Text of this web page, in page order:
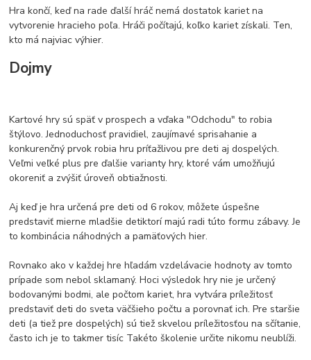
Hra končí, keď na rade ďalší hráč nemá dostatok kariet na
vytvorenie hracieho poľa. Hráči počítajú, koľko kariet získali. Ten,
kto má najviac výhier.
Dojmy
Kartové hry sú späť v prospech a vďaka "Odchodu" to robia
štýlovo. Jednoduchosť pravidiel, zaujímavé sprisahanie a
konkurenčný prvok robia hru príťažlivou pre deti aj dospelých.
Veľmi veľké plus pre ďalšie varianty hry, ktoré vám umožňujú
okoreniť a zvýšiť úroveň obtiažnosti.
Aj keď je hra určená pre deti od 6 rokov, môžete úspešne
predstaviť mierne mladšie detiktorí majú radi túto formu zábavy. Je
to kombinácia náhodných a pamäťových hier.
Rovnako ako v každej hre hľadám vzdelávacie hodnoty av tomto
prípade som nebol sklamaný. Hoci výsledok hry nie je určený
bodovanými bodmi, ale počtom kariet, hra vytvára príležitosť
predstaviť deti do sveta väčšieho počtu a porovnať ich. Pre staršie
deti (a tiež pre dospelých) sú tiež skvelou príležitosťou na sčítanie,
často ich je to takmer tisíc Takéto školenie určite nikomu neublíži.